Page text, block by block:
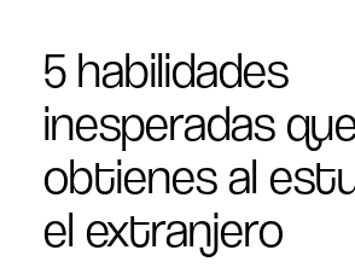
5 habilidades
inesperadas
obtienes al
el extranjero